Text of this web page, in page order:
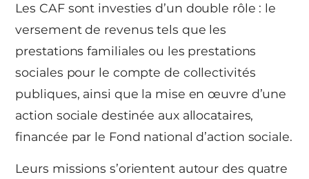
Les CAF sont investies d’un double rôle : le
versement de revenus tels que les
prestations familiales ou les prestations
sociales pour le compte de collectivités
publiques, ainsi que la mise en œuvre d’une
action sociale destinée aux allocataires,
financée par le Fond national d’action sociale.
Leurs missions s’orientent autour des quatre